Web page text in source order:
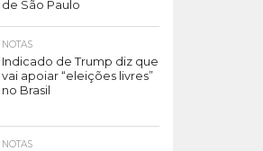
de São Paulo
NOTAS
Indicado de Trump diz que
vai apoiar “eleições livres”
no Brasil
NOTAS